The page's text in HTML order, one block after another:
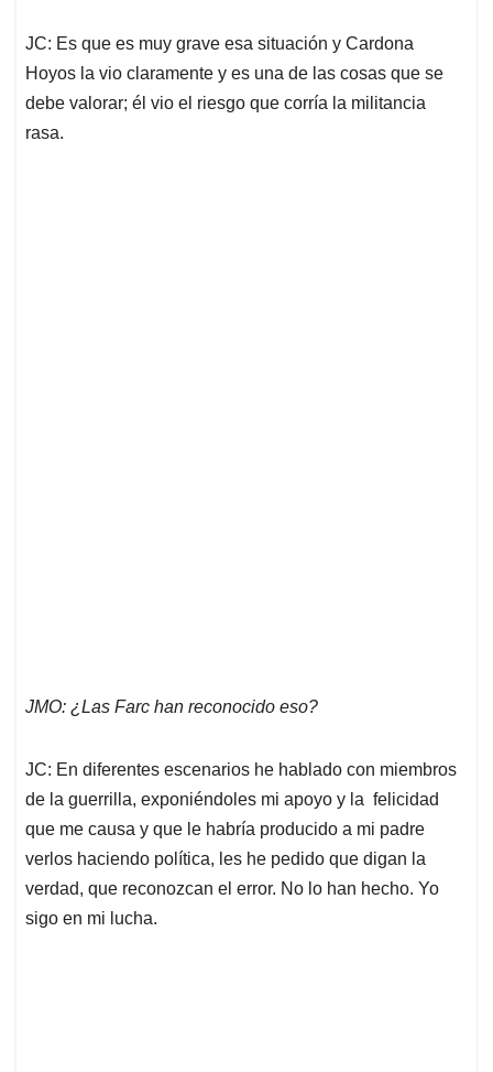
JC: Es que es muy grave esa situación y Cardona
Hoyos la vio claramente y es una de las cosas que se
debe valorar; él vio el riesgo que corría la militancia
rasa.
JMO: ¿Las Farc han reconocido eso?
JC: En diferentes escenarios he hablado con miembros
de la guerrilla, exponiéndoles mi apoyo y la felicidad
que me causa y que le habría producido a mi padre
verlos haciendo política, les he pedido que digan la
verdad, que reconozcan el error. No lo han hecho. Yo
sigo en mi lucha.